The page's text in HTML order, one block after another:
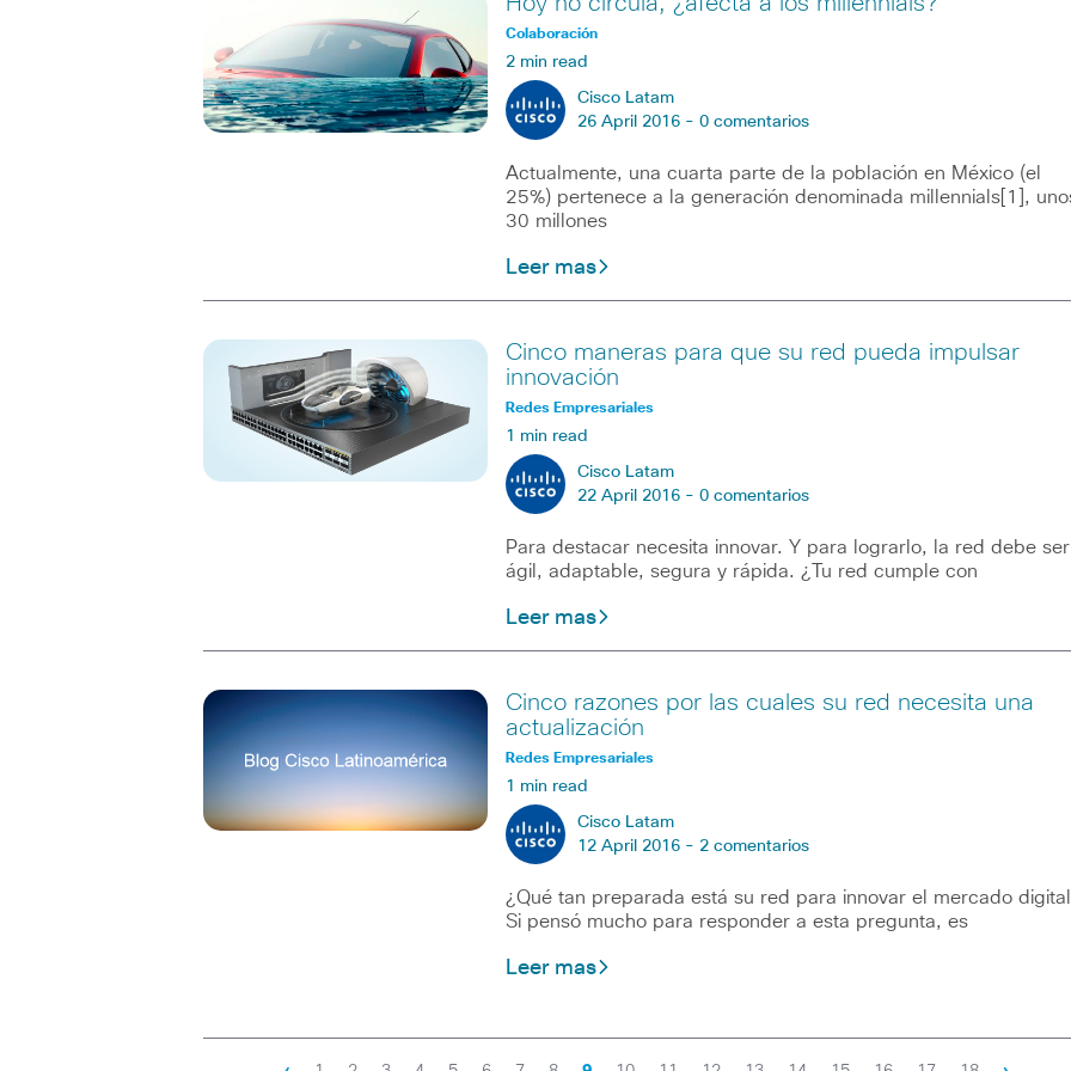
Colaboración
2 min read
Cisco Latam
26 April 2016 - 0 comentarios
Actualmente, una cuarta parte de la población en México (el
25%) pertenece a la generación denominada millennials[1],
30 millones
Leer mas
Cinco maneras para que su red pueda impulsar
innovación
Redes Empresariales
1 min read
Cisco Latam
22 April 2016 - 0 comentarios
Para destacar necesita innovar. Y para lograrlo, la red debe
ágil, adaptable, segura y rápida. ¿Tu red cumple con
Leer mas
Cinco razones por las cuales su red necesita una
actualización
Redes Empresariales
1 min read
Cisco Latam
12 April 2016 - 2 comentarios
¿Qué tan preparada está su red para innovar el mercado
Si pensó mucho para responder a esta pregunta, es
Leer mas